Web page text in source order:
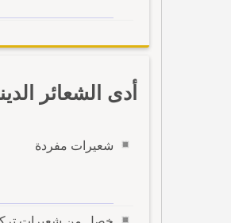
أدى الشعائر
شعيرات مفردة